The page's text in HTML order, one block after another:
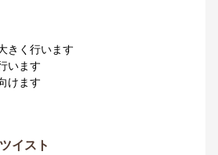
きく行います
います
けます
イスト